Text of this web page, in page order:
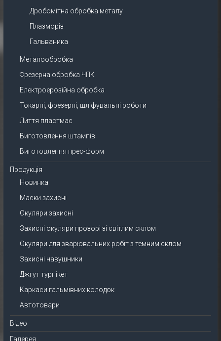
Дробомітна обробка металу
Плазморіз
Гальваника
Металообробка
Фрезерна обробка ЧПК
Електроерозійна обробка
Токарні, фрезерні, шліфувальні роботи
Лиття пластмас
Виготовлення штампів
Виготовлення прес-форм
Продукція
Новинка
Маски захисні
Окуляри захисні
Захисні окуляри прозорі зі світлим склом
Окуляри для зварювальних робіт з темним склом
Захисні навушники
Джгут турнікет
Каркаси гальмівних колодок
Автотовари
Відео
Галерея